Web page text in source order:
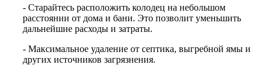
- Старайтесь расположить колодец на небольшом
расстоянии от дома и бани. Это позволит уменьшить
дальнейшие расходы и затраты.
- Максимальное удаление от септика, выгребной ямы и
других источников загрязнения.